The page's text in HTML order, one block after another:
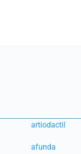
artiodactil
afunda